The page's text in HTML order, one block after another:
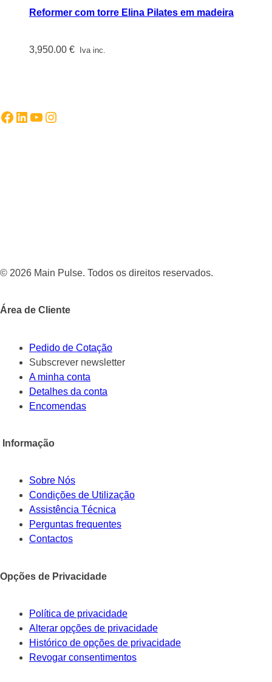
Reformer com torre Elina Pilates em madeira
3,950.00 € Iva inc.
Facebook
LinkedIn
YouTube
Instagram
© 2026 Main Pulse. Todos os direitos reservados.
Área de Cliente
Pedido de Cotação
Subscrever newsletter
A minha conta
Detalhes da conta
Encomendas
Informação
Sobre Nós
Condições de Utilização
Assistência Técnica
Perguntas frequentes
Contactos
Opções de Privacidade
Política de privacidade
Alterar opções de privacidade
Histórico de opções de privacidade
Revogar consentimentos